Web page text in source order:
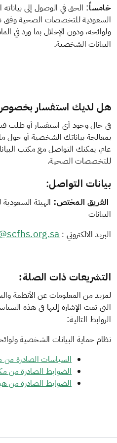
خامساً: الحق في الوصول إلى
السعودية للتخصصات الصحية وفق
ولوائحه، ودون الإخلال بما ورد في
البيانات الشخصية.
هل لديك استفسار
في حال وجود أي استفسار أو طلب
بمعالجة بياناتك الشخصية أو حول
عام، يمكنك التواصل مع مكتب
للتخصصات الصحية.
بيانات التواصل:
الفريق المختص: الهيئة
البيانات
البريد الالكتروني :
التشريعات ذات الصلة:
لمزيد من المعلومات عن الأنظمة
التي تمت الإشارة إليها في هذه
الروابط التالية:
نظام حماية البيانات الشخصية
السياسات الصادرة من
الضوابط الصادرة من
الضوابط الصادرة من